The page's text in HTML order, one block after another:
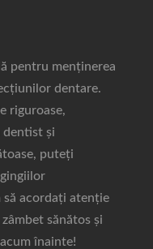
pentru menținerea
dentare.
riguroase,
dentist și
puteți
să acordați atenție
sănătos și
înainte!